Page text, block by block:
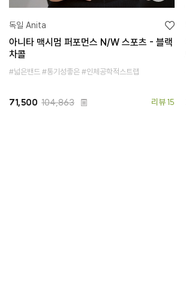
독일 Anita
아니타 맥시멈 퍼포먼스 N/W 스포츠 - 블랙
차콜
#넓은밴드 #통기성좋은 #인체공학적스트랩
71,500 104,863 리뷰 15